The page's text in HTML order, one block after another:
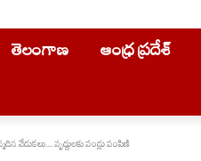
తెలంగాణ ఆంధ్ర ప్రదేశ్
వృద్దులకు పండ్లు పంపిణి